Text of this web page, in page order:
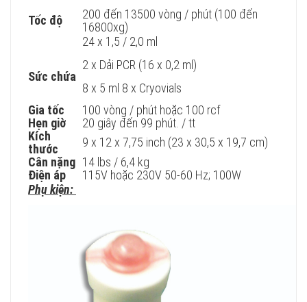
Tốc độ
200 đến 13500 vòng / phút (100 đến
16800xg)
Sức chứa
24 x 1,5 / 2,0 ml
2 x Dải PCR (16 x 0,2 ml)
8 x 5 ml 8 x Cryovials
Gia tốc
100 vòng / phút hoặc 100 rcf
Hẹn giờ
20 giây đến 99 phút. / tt
Kích
thước
9 x 12 x 7,75 inch (23 x 30,5 x 19,7 cm)
Cân nặng 14 lbs / 6,4 kg
Điện áp
115V hoặc 230V 50-60 Hz; 100W
Phụ kiện: